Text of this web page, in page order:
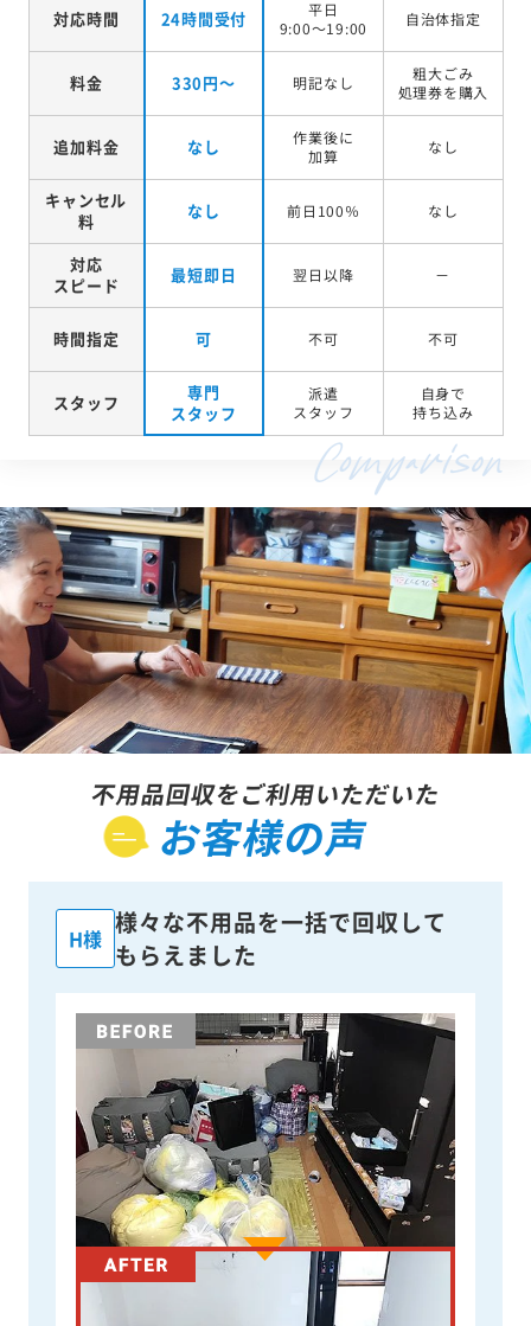
対応時間 24時間受付
平日
9:00～19:00
自治体指定
料金 330円～ 明記なし
粗大ごみ
処理券を購入
追加料金 なし
作業後に
加算
なし
キャンセル
料
なし 前日100％ なし
対応
スピード
最短即日 翌日以降 －
時間指定 可 不可 不可
スタッフ
専門
スタッフ
派遣
スタッフ
自身で
持ち込み
不用品回収をご利用いただいた
お客様の声
H様
様々な不用品を一括で回収して
もらえました